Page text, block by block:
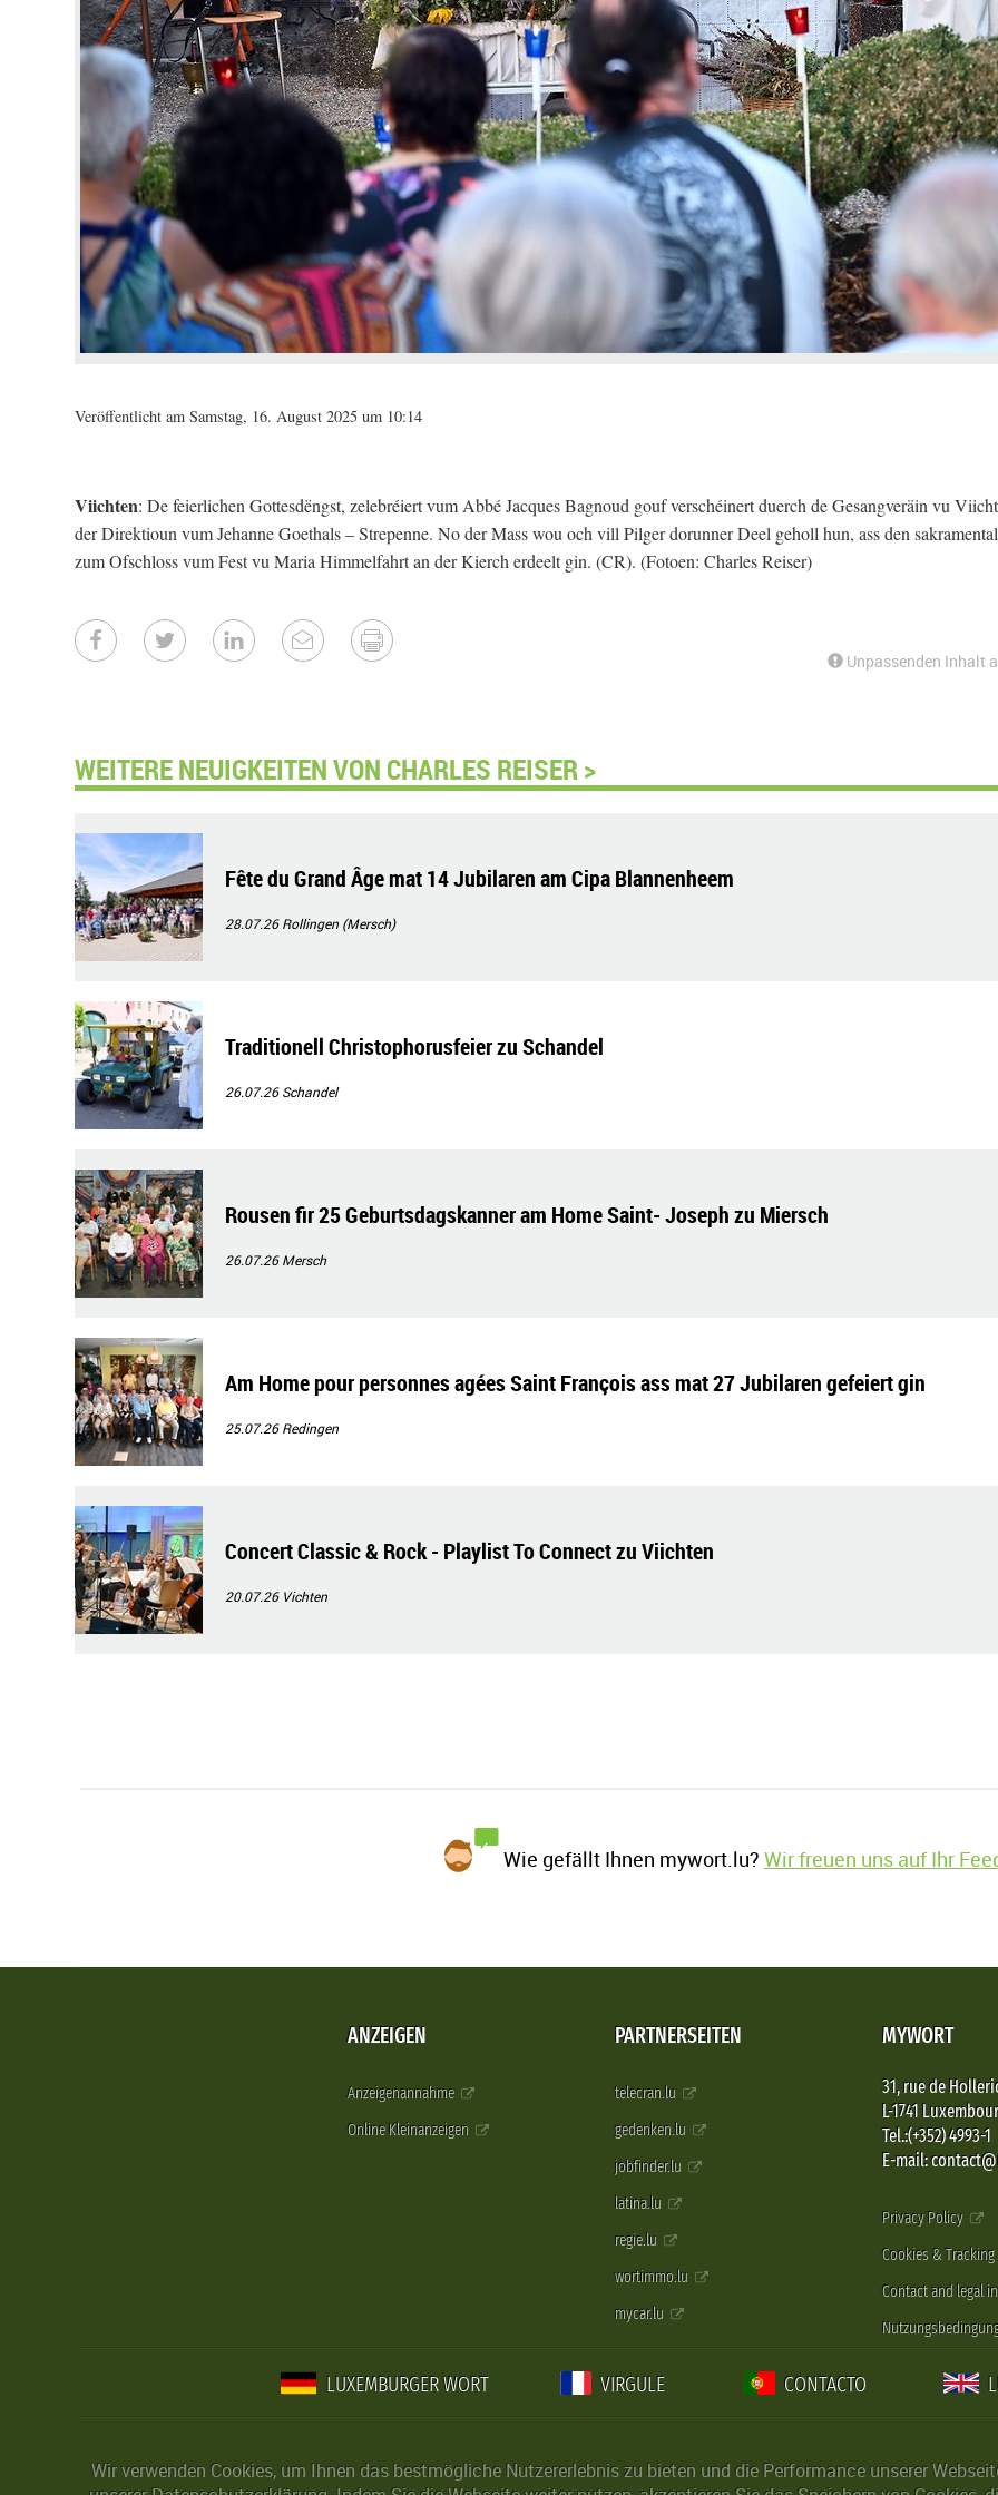
Veröffentlicht am Samstag, 16. August 2025 um 10:14
Viichten: De feierlichen Gottesdëngst, zelebréiert vum Abbé Jacques Bagnoud gouf verschéinert duerch de Gesangveräin vu
der Direktioun vum Jehanne Goethals – Strepenne. No der Mass wou och vill Pilger dorunner Deel geholl hun, ass den
zum Ofschloss vum Fest vu Maria Himmelfahrt an der Kierch erdeelt gin. (CR). (Fotoen: Charles Reiser)
Unpassenden Inhalt
WEITERE NEUIGKEITEN VON CHARLES REISER >
Fête du Grand Âge mat 14 Jubilaren am Cipa Blannenheem
28.07.26Rollingen (Mersch)
Traditionell Christophorusfeier zu Schandel
26.07.26Schandel
Rousen fir 25 Geburtsdagskanner am Home Saint- Joseph zu Miersch
26.07.26Mersch
Am Home pour personnes agées Saint François ass mat 27 Jubilaren gefeiert gin
25.07.26Redingen
Concert Classic & Rock - Playlist To Connect zu Viichten
20.07.26 Vichten
Wie gefällt Ihnen mywort.lu?Wir freuen uns auf Ihr
ANZEIGEN
Anzeigenannahme
Online Kleinanzeigen
PARTNERSEITEN
telecran.lu
gedenken.lu
jobfinder.lu
latina.lu
regie.lu
wortimmo.lu
mycar.lu
MYWORT
31, rue de
L-1741
Tel.:(+352) 4993-1
E-mail:
Privacy Policy
Cookies & Tracking
Contact and legal
LUXEMBURGER WORT VIRGULE CONTACTO
Wir verwenden Cookies, um Ihnen das bestmögliche Nutzererlebnis zu bieten und die Performance unserer